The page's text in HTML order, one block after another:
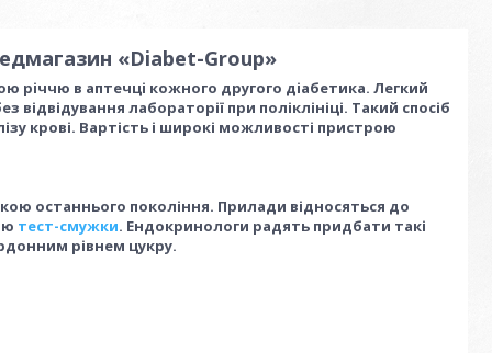
«Diabet-Group»
річчю в аптечці кожного другого діабетика. Легкий
лабораторії при поліклініці. Такий спосіб
крові. Вартість і широкі можливості пристрою
останнього покоління. Прилади відносяться до
тест-смужки. Ендокринологи радять придбати такі
рівнем цукру.